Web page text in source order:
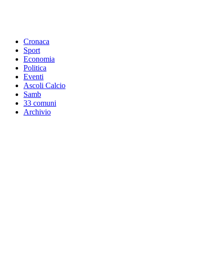
Cronaca
Sport
Economia
Politica
Eventi
Ascoli Calcio
Samb
33 comuni
Archivio